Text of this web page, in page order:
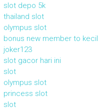
slot depo 5k
thailand slot
olympus slot
bonus new member to kecil
joker123
slot gacor hari ini
slot
olympus slot
princess slot
slot